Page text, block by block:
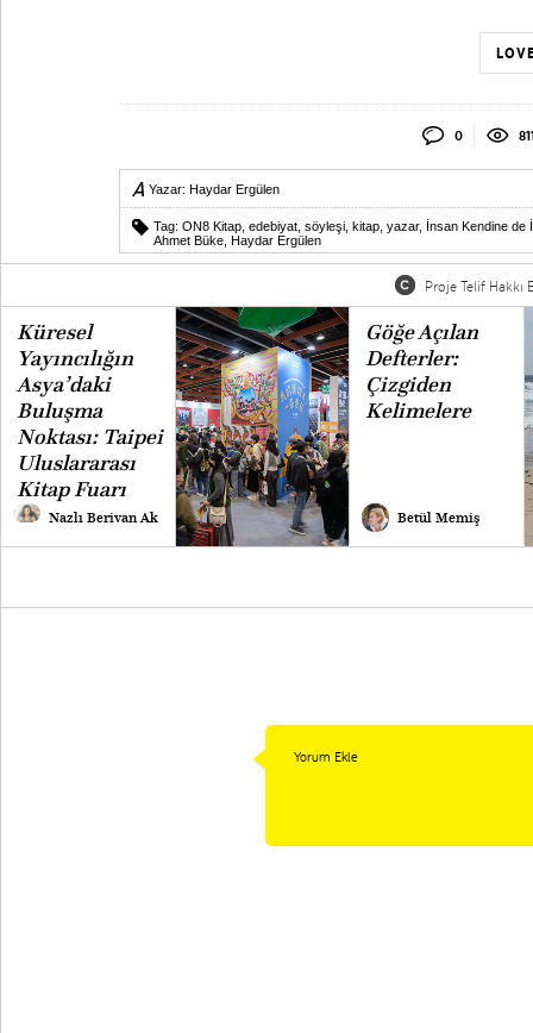
0
Yazar: Haydar Ergülen
Tag: ON8 Kitap edebiyat söyleşi kitap yazar, İnsan Kendine de
Ahmet Büke Haydar Ergülen
Proje Telif Hakkı
Küresel
Yayıncılığın
Asya’daki
Buluşma
Noktası: Taipei
Uluslararası
Kitap Fuarı
Nazlı Berivan Ak
Göğe Açılan
Defterler:
Çizgiden
Kelimelere
Betül Memiş